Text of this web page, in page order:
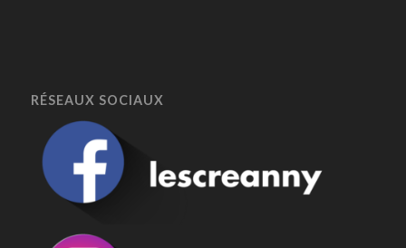
RÉSEAUX SOCIAUX